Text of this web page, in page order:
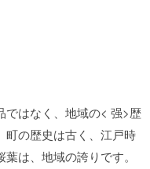
ではなく、地域の< 强>歴
町の歴史は古く、江戸時
は、地域の誇りです。